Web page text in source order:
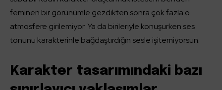
feminen bir görünümle gezdikten sonra çok fazla o
atmosfere girilemiyor. Ya da birileriyle konuşurken ses
tonunu karakterinle bağdaştırdığın sesle işitemiyorsun.
Karakter tasarımındaki bazı